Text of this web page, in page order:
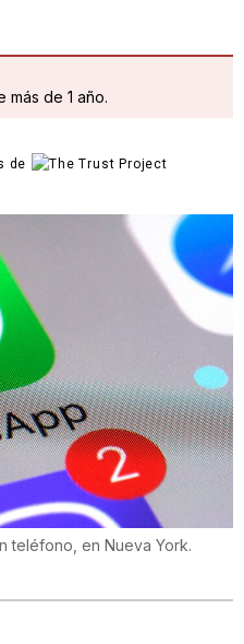
más de 1 año.
de
teléfono, en Nueva York.